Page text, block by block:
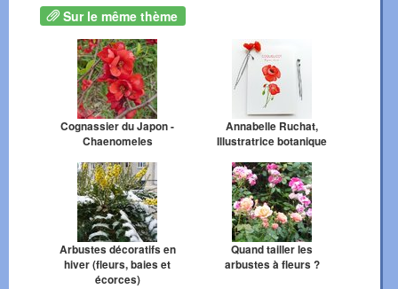
Sur le même thème
Cognassier du Japon -
Chaenomeles
Annabelle Ruchat,
Illustratrice botanique
Arbustes décoratifs en
hiver (fleurs, baies et
écorces)
Quand tailler les
arbustes à fleurs ?